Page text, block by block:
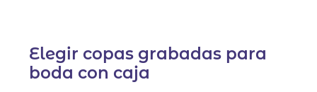
Elegir copas grabadas para
boda con caja